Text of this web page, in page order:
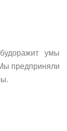
умы
предприняли